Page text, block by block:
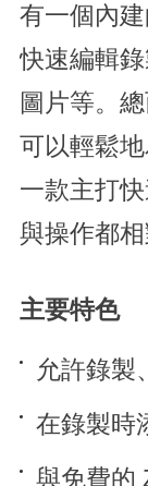
有一個內
快速編輯
圖片等。
可以輕鬆
一款主打
與操作都相
主要特色
允許錄製
在錄製時
與免費的